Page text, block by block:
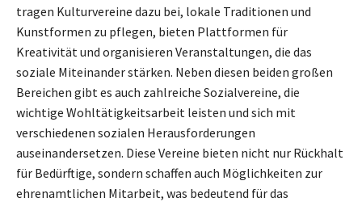
tragen Kulturvereine dazu bei, lokale Traditionen und
Kunstformen zu pflegen, bieten Plattformen für
Kreativität und organisieren Veranstaltungen, die das
soziale Miteinander stärken. Neben diesen beiden großen
Bereichen gibt es auch zahlreiche Sozialvereine, die
wichtige Wohltätigkeitsarbeit leisten und sich mit
verschiedenen sozialen Herausforderungen
auseinandersetzen. Diese Vereine bieten nicht nur Rückhalt
für Bedürftige, sondern schaffen auch Möglichkeiten zur
ehrenamtlichen Mitarbeit, was bedeutend für das